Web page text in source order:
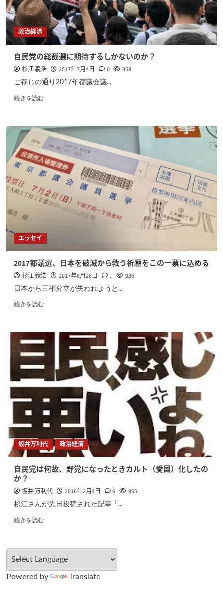
政治経済
自民党の総裁選に期待するしかないのか？
杉江 義浩 2017年7月4日 0 858
ご存じの通り2017年都議会議...
続きを読む
エッセイ
2017都議選、日本を破滅から救う祈願をこの一票に込める
杉江 義浩 2017年6月26日 1 936
日本から三権分立が失われようと...
続きを読む
坂井万利代 政治経済
自民党は何故、野党になったときカルト（愛国）化したの
か？
坂井 万利代 2016年2月4日 6 855
杉江さんが先日投稿された記事「...
続きを読む
Powered by Translate